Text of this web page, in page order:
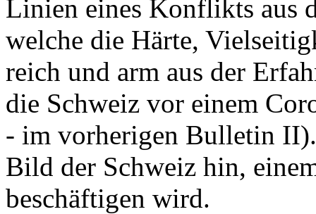
Linien eines Konflikts aus
welche die Härte,
reich und arm aus der
die Schweiz vor einem
- im vorherigen Bulletin
Bild der Schweiz hin,
beschäftigen wird.